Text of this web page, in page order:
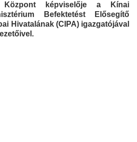
Központ képviselője a Kínai
Befektetést Elősegítő
Hivatalának (CIPA) igazgatójával